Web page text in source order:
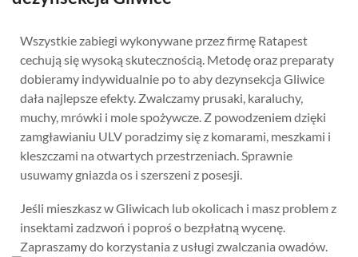
Wszystkie zabiegi wykonywane przez firmę Ratapest
cechują się wysoką skutecznością. Metodę oraz preparaty
dobieramy indywidualnie po to aby dezynsekcja Gliwice
dała najlepsze efekty. Zwalczamy prusaki, karaluchy,
muchy, mrówki i mole spożywcze. Z powodzeniem dzięki
zamgławianiu ULV poradzimy się z komarami, meszkami i
kleszczami na otwartych przestrzeniach. Sprawnie
usuwamy gniazda os i szerszeni z posesji.
Jeśli mieszkasz w Gliwicach lub okolicach i masz problem z
insektami zadzwoń i poproś o bezpłatną wycenę.
Zapraszamy do korzystania z usługi zwalczania owadów.